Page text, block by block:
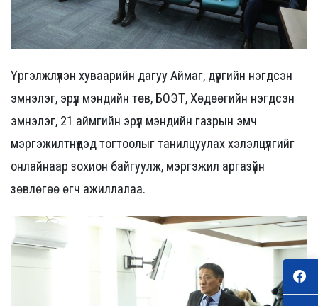
Үргэлжлүүлэн хуваарийн дагуу Аймаг, дүүргийн нэгдсэн
эмнэлэг, эрүүл мэндийн төв, БОЭТ, Хөдөөгийн нэгдсэн
эмнэлэг, 21 аймгийн эрүүл мэндийн газрын эмч
мэргэжилтнүүдэд тогтоолыг танилцуулах хэлэлцүүлгийг
онлайнаар зохион байгуулж, мэргэжил аргазүйн
зөвлөгөө өгч ажиллалаа.